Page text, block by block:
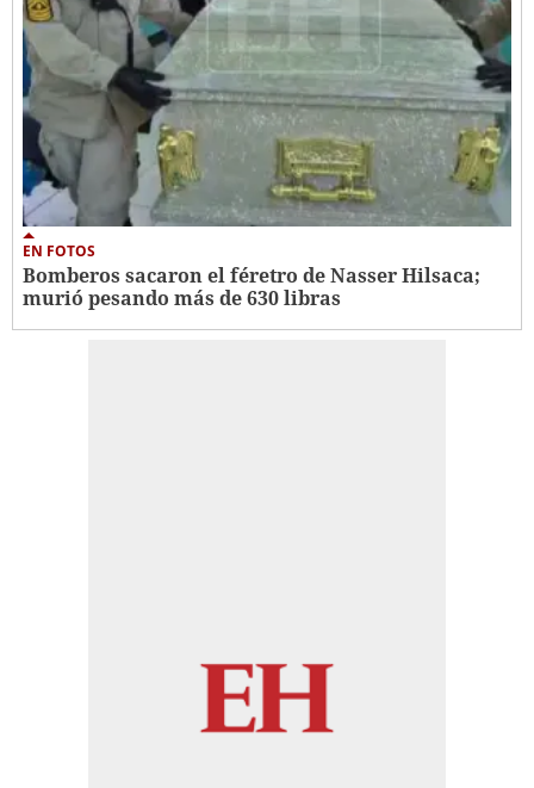
EN FOTOS
Bomberos sacaron el féretro de Nasser Hilsaca;
murió pesando más de 630 libras